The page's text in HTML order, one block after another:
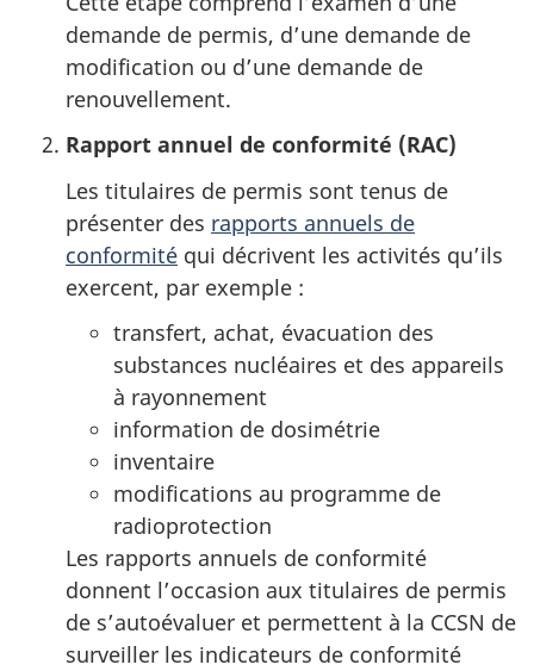
demande de permis, d’une demande de
modification ou d’une demande de
renouvellement.
Rapport annuel de conformité (RAC)
Les titulaires de permis sont tenus de
présenter des rapports annuels de
conformité qui décrivent les activités qu’ils
exercent, par exemple :
transfert, achat, évacuation des
substances nucléaires et des appareils
à rayonnement
information de dosimétrie
inventaire
modifications au programme de
radioprotection
Les rapports annuels de conformité
donnent l’occasion aux titulaires de permis
de s’autoévaluer et permettent à la CCSN de
surveiller les indicateurs de conformité